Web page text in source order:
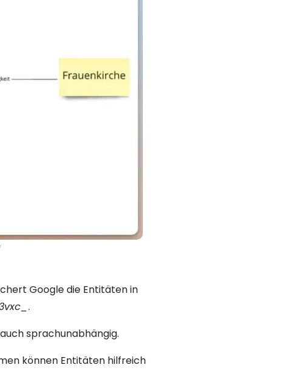
Google die Entitäten in
.
sprachunabhängig.
können Entitäten hilfreich